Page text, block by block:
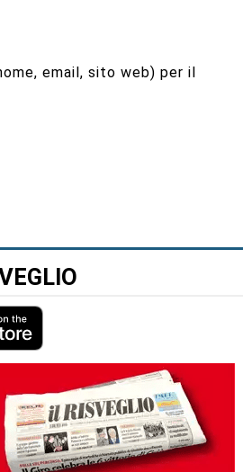
email, sito web) per il